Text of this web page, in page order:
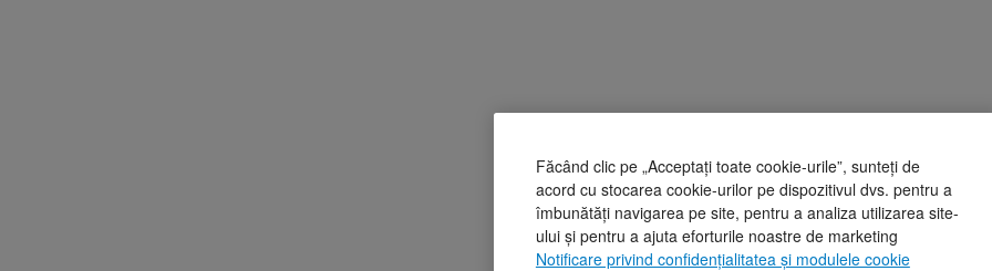
Făcând clic pe „Acceptați toate cookie-urile”, sunteți de
acord cu stocarea cookie-urilor pe dispozitivul dvs. pentru a
îmbunătăți navigarea pe site, pentru a analiza utilizarea site-
ului și pentru a ajuta eforturile noastre de marketing
Notificare privind confidențialitatea și modulele cookie